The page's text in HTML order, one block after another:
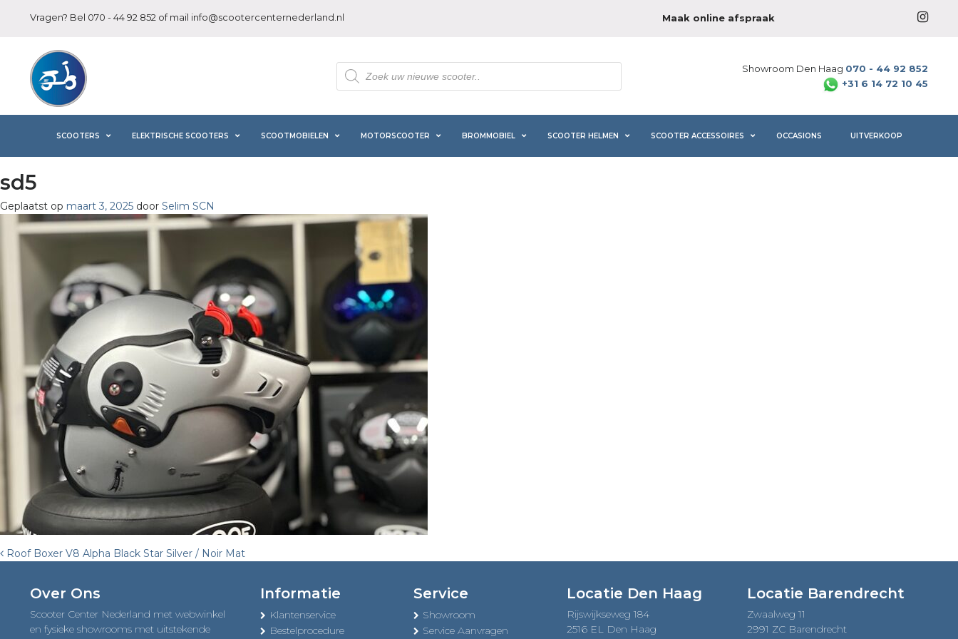
Vragen? Bel 070 - 44 92 852 of mail info@scootercenternederland.nl Maak online afspraak
Producten
zoeken
Showroom Den Haag 070 - 44 92 852
+31 6 14 72 10 45
SCOOTERS ELEKTRISCHE SCOOTERS SCOOTMOBIELEN MOTORSCOOTER BROMMOBIEL SCOOTER HELMEN SCOOTER ACCESSOIRES OCCASIONS UITVERKOOP
sd5
Geplaatst op maart 3, 2025 door Selim SCN
Post
navigation
Roof Boxer V8 Alpha Black Star Silver / Noir Mat
Over Ons
Scooter Center Nederland met webwinkel
en fysieke showrooms met uitstekende
Informatie
Klantenservice
Bestelprocedure
Service
Showroom
Service Aanvragen
Locatie Den Haag
Rijswijkseweg 184
2516 EL Den Haag
Locatie Barendrecht
Zwaalweg 11
2991 ZC Barendrecht